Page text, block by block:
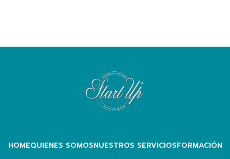
HOMEQUIENES SOMOSNUESTROS SERVICIOSFORMACIÓN